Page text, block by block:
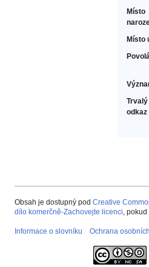
Místo
Místo
Trvalý
odkaz
Obsah je dostupný pod Creative
dílo komerčně-Zachovejte licenci,
Informace o slovníku Ochrana